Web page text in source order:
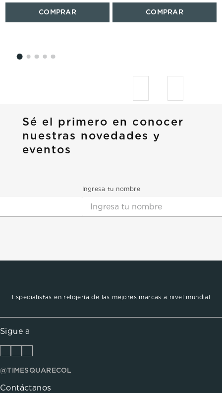
Sé el primero en conocer
nuestras novedades y
eventos
Ingresa tu nombre
Especialistas en relojería de las mejores marcas a nivel mundial
Sigue a
@TIMESQUARECOL
Contáctanos